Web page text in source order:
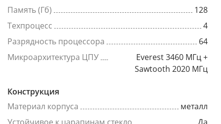
Память (Гб)
128
Техпроцесс
4
Разрядность процессора
64
Микроархитектура ЦПУ
Everest 3460 МГц +
Sawtooth 2020 МГц
Конструкция
Материал корпуса
металл